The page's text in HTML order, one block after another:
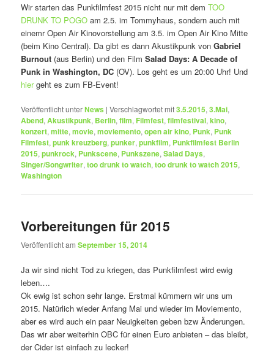
Wir starten das Punkfilmfest 2015 nicht nur mit demTOO
DRUNK TO POGO am 2.5. im Tommyhaus, sondern auch mit
einemr Open Air Kinovorstellung am 3.5. im Open Air Kino Mitte
(beim Kino Central). Da gibt es dann Akustikpunk vonGabriel
Burnout (aus Berlin) und den FilmSalad Days: A Decade of
Punk in Washington, DC (OV). Los geht es um 20:00 Uhr! Und
hiergeht es zum FB-Event!
Veröffentlicht unterNews |Verschlagwortet mit3.5.2015,3.Mai,
Abend,Akustikpunk, Berlin,film, Filmfest,filmfestival,kino,
konzert,mitte,movie,moviemento,open air kino, Punk, Punk
Filmfest,punk kreuzberg,punker,punkfilm, Punkfilmfest Berlin
2015,punkrock, Punkscene, Punkszene,Salad Days,
Singer/Songwriter,too drunk to watch,too drunk to watch 2015,
Washington
Vorbereitungen für 2015
Veröffentlicht amSeptember 15, 2014
Ja wir sind nicht Tod zu kriegen, das Punkfilmfest wird ewig
leben….
Ok ewig ist schon sehr lange. Erstmal kümmern wir uns um
2015. Natürlich wieder Anfang Mai und wieder im Moviemento,
aber es wird auch ein paar Neuigkeiten geben bzw Änderungen.
Das wir aber weiterhin OBC für einen Euro anbieten – das bleibt,
der Cider ist einfach zu lecker!